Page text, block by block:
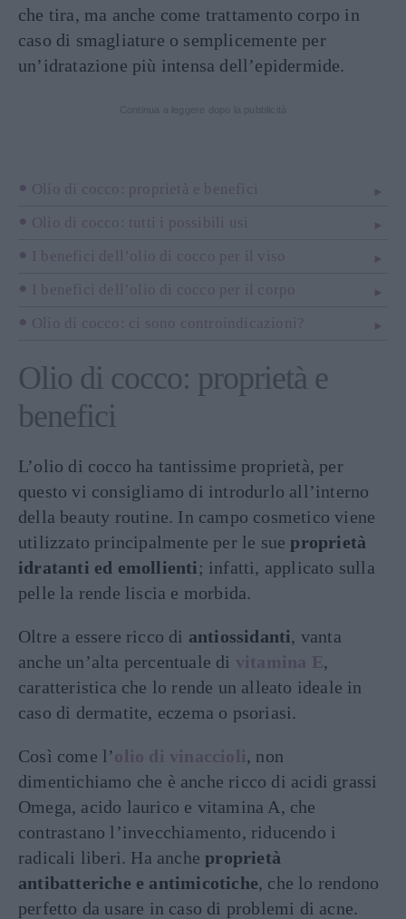
che tira, ma anche come trattamento corpo in
caso di smagliature o semplicemente per
un’idratazione più intensa dell’epidermide.
Olio di cocco: proprietà e benefici
Olio di cocco: tutti i possibili usi
I benefici dell’olio di cocco per il viso
I benefici dell’olio di cocco per il corpo
Olio di cocco: ci sono controindicazioni?
Olio di cocco: proprietà e
benefici
L’olio di cocco ha tantissime proprietà, per
questo vi consigliamo di introdurlo all’interno
della beauty routine. In campo cosmetico viene
utilizzato principalmente per le sueproprietà
idratanti ed emollienti ; infatti, applicato sulla
pelle la rende liscia e morbida.
Oltre a essere ricco di antiossidanti, vanta
anche un’alta percentuale di vitamina E,
caratteristica che lo rende un alleato ideale in
caso di dermatite, eczema o psoriasi.
Così come l’olio di vinaccioli, non
dimentichiamo che è anche ricco di acidi grassi
Omega, acido laurico e vitamina A, che
contrastano l’invecchiamento, riducendo i
radicali liberi. Ha ancheproprietà
antibatteriche e antimicotiche, che lo rendono
perfetto da usare in caso di problemi di acne.